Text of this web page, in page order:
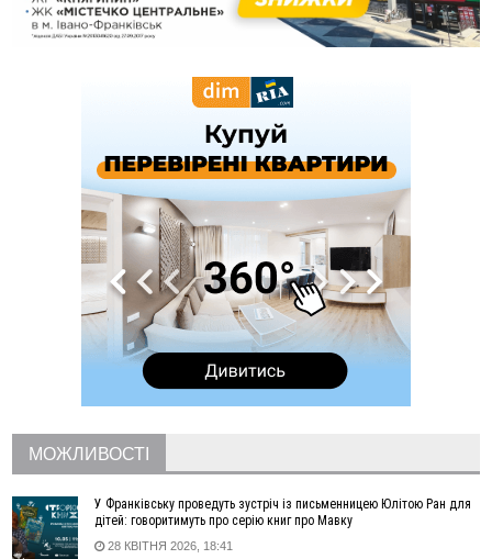
16:20
У Франківську дружина загиблого воїна створила
організацію «КОД 7'Я», аби підтримувати військових та їхні
У Коломиї на одній з вулиць встановлять комплекс
автоматичної фіксації швидкості
Війна забрала життя трьох воїнів з Прикарпаття
На Закарпатті викрили масштабну схему незаконного
виключення військовозобов’язаних з обліку
«Багато питань буде знято». На громадських слуханнях в
Яремче обговорили, як вирішити питання джипінгу в
Карпатах
5 «тихих» хвороб, які виявляє профілактичне обстеження
ФОТО
На Надрічній тривають останні приготування до
нового руху
У Франківську зафіксували найбільшу спеку за всю історію
спостережень
12:00
Франківця, який у Косові викрав за магазину понад 640
тисяч гривень у валюті, засудили до 5 років
11:50
Податкова передасть в Міноборони для "Оберегу" дані про
чоловіків 18–60 років
11:20
Водійка, яку на Сухомлинського побив інший керманич,
МОЖЛИВОСТІ
У Франківську проведуть зустріч із письменницею Юлітою Ран для
дітей: говоритимуть про серію книг про Мавку
28 КВІТНЯ 2026, 18:41